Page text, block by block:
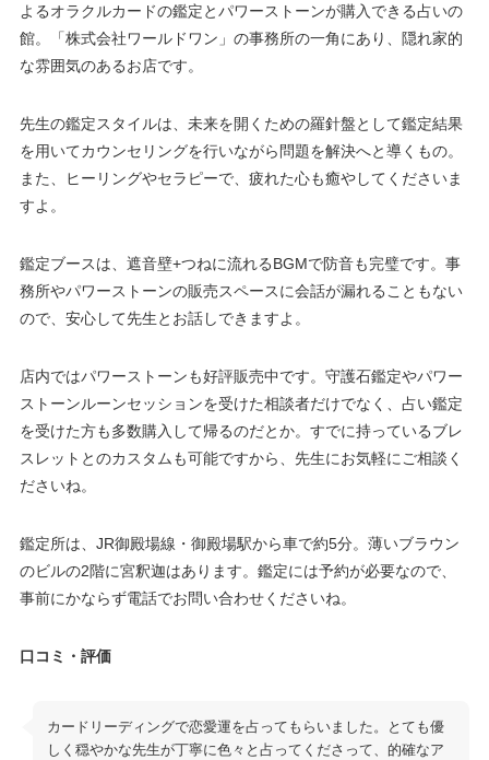
よるオラクルカードの鑑定とパワーストーンが購入できる占いの
館。「株式会社ワールドワン」の事務所の一角にあり、隠れ家的
な雰囲気のあるお店です。
先生の鑑定スタイルは、未来を開くための羅針盤として鑑定結果
を用いてカウンセリングを行いながら問題を解決へと導くもの。
また、ヒーリングやセラピーで、疲れた心も癒やしてくださいま
すよ。
鑑定ブースは、遮音壁+つねに流れるBGMで防音も完璧です。事
務所やパワーストーンの販売スペースに会話が漏れることもない
ので、安心して先生とお話しできますよ。
店内ではパワーストーンも好評販売中です。守護石鑑定やパワー
ストーンルーンセッションを受けた相談者だけでなく、占い鑑定
を受けた方も多数購入して帰るのだとか。すでに持っているブレ
スレットとのカスタムも可能ですから、先生にお気軽にご相談く
ださいね。
鑑定所は、JR御殿場線・御殿場駅から車で約5分。薄いブラウン
のビルの2階に宮釈迦はあります。鑑定には予約が必要なので、
事前にかならず電話でお問い合わせくださいね。
口コミ・評価
カードリーディングで恋愛運を占ってもらいました。とても優
しく穏やかな先生が丁寧に色々と占ってくださって、的確なア